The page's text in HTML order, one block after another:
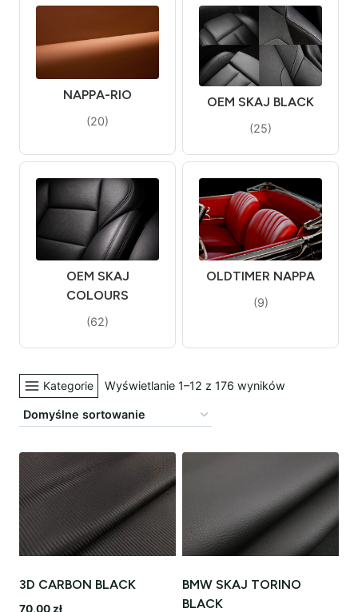
NAPPA-RIO
(20)
OEM SKAJ BLACK
(25)
OEM SKAJ
COLOURS
(62)
OLDTIMER NAPPA
(9)
Kategorie Wyświetlanie 1–12 z 176 wyników
3D CARBON BLACK
70,00 zł
BMW SKAJ TORINO
BLACK